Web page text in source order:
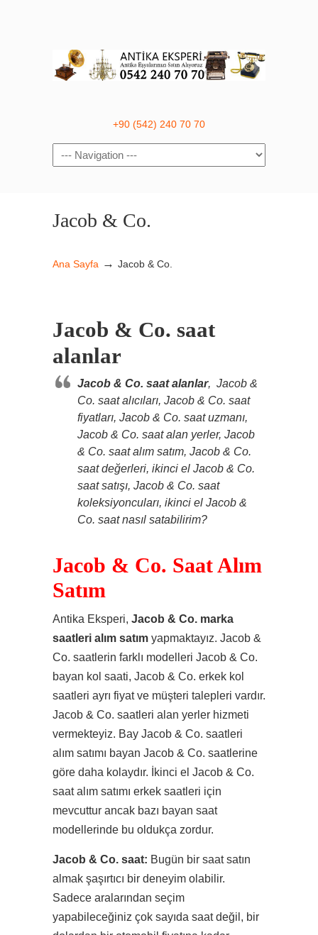
+90 (542) 240 70 70
Navigation
Jacob & Co.
Ana Sayfa → Jacob & Co.
Jacob & Co. saat
alanlar
Jacob & Co. saat alanlar, Jacob &
Co. saat alıcıları, Jacob & Co. saat
fiyatları, Jacob & Co. saat uzmanı,
Jacob & Co. saat alan yerler, Jacob
& Co. saat alım satım, Jacob & Co.
saat değerleri, ikinci el Jacob & Co.
saat satışı, Jacob & Co. saat
koleksiyoncuları, ikinci el Jacob &
Co. saat nasıl satabilirim?
Jacob & Co. Saat Alım
Satım
Antika Eksperi, Jacob & Co. marka
saatleri alım satım yapmaktayız. Jacob &
Co. saatlerin farklı modelleri Jacob & Co.
bayan kol saati, Jacob & Co. erkek kol
saatleri ayrı fiyat ve müşteri talepleri vardır.
Jacob & Co. saatleri alan yerler hizmeti
vermekteyiz. Bay Jacob & Co. saatleri
alım satımı bayan Jacob & Co. saatlerine
göre daha kolaydır. İkinci el Jacob & Co.
saat alım satımı erkek saatleri için
mevcuttur ancak bazı bayan saat
modellerinde bu oldukça zordur.
Jacob & Co. saat: Bugün bir saat satın
almak şaşırtıcı bir deneyim olabilir.
Sadece aralarından seçim
yapabileceğiniz çok sayıda saat değil, bir